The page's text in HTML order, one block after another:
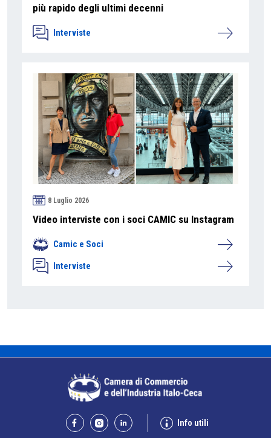
più rapido degli ultimi decenni
Interviste
8 Luglio 2026
Video interviste con i soci CAMIC su Instagram
Camic e Soci
Interviste
Info utili